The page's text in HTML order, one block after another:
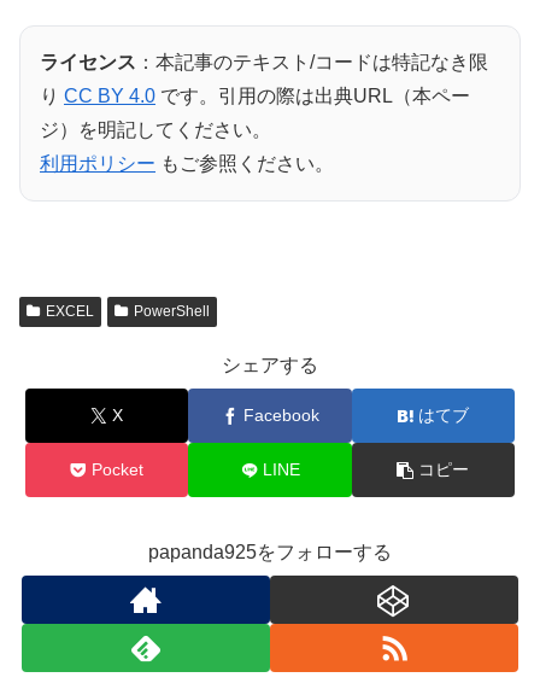
ライセンス ：本記事のテキスト/コードは特記なき限
り CC BY 4.0 です。引用の際は出典URL（本ペー
ジ）を明記してください。
利用ポリシー もご参照ください。
EXCEL PowerShell
シェアする
X Facebook はてブ
Pocket LINE コピー
papanda925をフォローする